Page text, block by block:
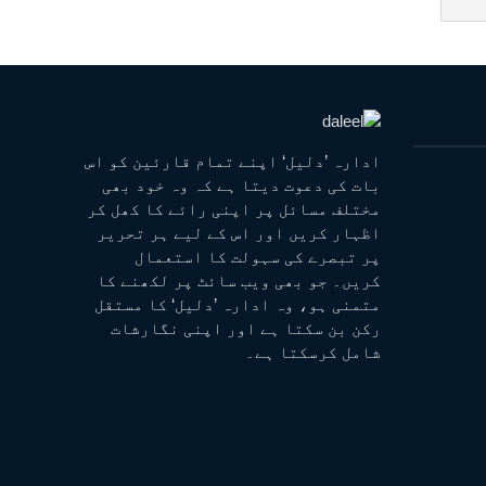
ادارہ ’دلیل‘ اپنے تمام قارئین کو اس
بات کی دعوت دیتا ہے کہ وہ خود بھی
مختلف مسائل پر اپنی رائے کا کھل کر
اظہار کریں اور اس کے لیے ہر تحریر
پر تبصرے کی سہولت کا استعمال
کریں۔ جو بھی ویب سائٹ پر لکھنے کا
متمنی ہو، وہ ادارہ ’دلیل‘ کا مستقل
رکن بن سکتا ہے اور اپنی نگارشات
شامل کرسکتا ہے۔